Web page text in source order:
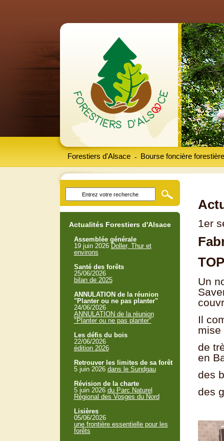
Forestiers d'Alsace Bourse foncière forestière
-
1er
Un
Il
mise
de
en
des
des
Actualités Forestiers d'Alsace
Assemblée générale
19 juin 2026 Doller, Thur et
environs
Santé des forêts
25/06/2026
bilan de 2025
ANNULATION de la réunion
"Planter ou ne pas planter"
24/06/2026
ANNULATION de la réunion
"Planter ou ne pas planter"
Les défis du bois
22/06/2026
édition 2026
Retrouver les limites de sa forêt
5 juin 2026 dans le Sundgau
Révision de la charte
5 juin 2026 du Parc Naturel
Régional des Vosges du Nord
Lisières
05/06/2026
une frontière essentielle pour les
forêts